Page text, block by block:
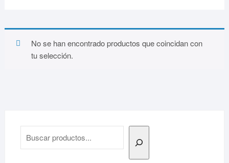
No se han encontrado productos que coincidan con
tu selección.